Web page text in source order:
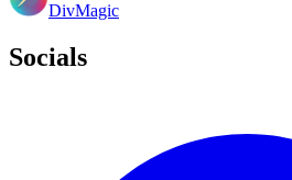
DivMagic
Socials